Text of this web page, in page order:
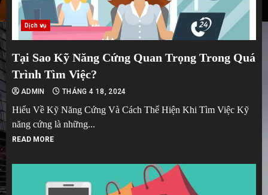
Dịch vụ
Tại Sao Kỹ Năng Cứng Quan Trọng Trong Quá
Trình Tìm Việc?
ADMIN THÁNG 4 18, 2024
Hiểu Về Kỹ Năng Cứng Và Cách Thể Hiện Khi Tìm Việc Kỹ
năng cứng là những...
READ MORE